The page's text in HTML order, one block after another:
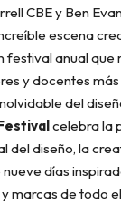
CBE y Ben
escena
festival anual que
y docentes
del
celebra la
del diseño, la
días
marcas de todo